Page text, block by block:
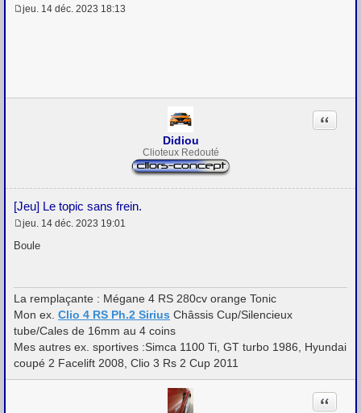
jeu. 14 déc. 2023 18:13
Didiou
Clioteux Redouté
[Jeu] Le topic sans frein.
Citation
M
e
g
e
jeu. 14 déc. 2023 19:01
Boule
La remplaçante : Mégane 4 RS 280cv orange Tonic
Mon ex. Clio 4 RS Ph.2 Sirius Châssis Cup/Silencieux
tube/Cales de 16mm au 4 coins
Mes autres ex. sportives :Simca 1100 Ti, GT turbo 1986, Hyundai
coupé 2 Facelift 2008, Clio 3 Rs 2 Cup 2011
Citation